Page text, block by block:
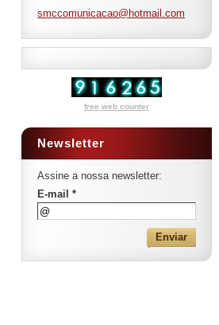
smccomunicacao@hotmail.com
free web counter
Newsletter
Assine a nossa newsletter:
E-mail *